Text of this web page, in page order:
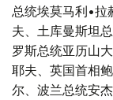
总统埃莫马利•拉
夫、土库曼斯坦
罗斯总统亚历山
耶夫、英国首相
尔、波兰总统安